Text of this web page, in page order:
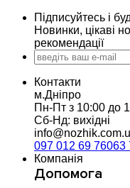
Підписуйтесь і
Новинки, цікаві
рекомендації
Контакти
м.Дніпро
Пн-Пт з 10:00 до
Сб-Нд: вихідні
097 012 69 76063
Компанія
Допомога